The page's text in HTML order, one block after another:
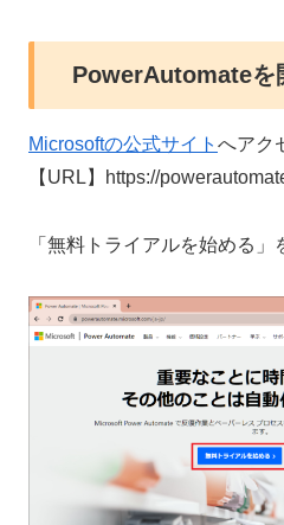
PowerAutomateを
Microsoftの公式サイト へアク
【URL】https://
「無料トライアルを始める」